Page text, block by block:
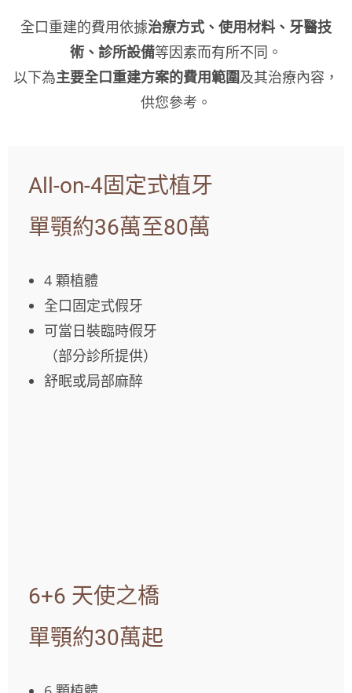
全口重建的費用依據治療方式、使用材料、牙醫技
術、診所設備等因素而有所不同。
以下為主要全口重建方案的費用範圍及其治療內容，
供您參考。
All-on-4固定式植牙
單顎約36萬至80萬
4 顆植體
全口固定式假牙
可當日裝臨時假牙
（部分診所提供）
舒眠或局部麻醉
6+6 天使之橋
單顎約30萬起